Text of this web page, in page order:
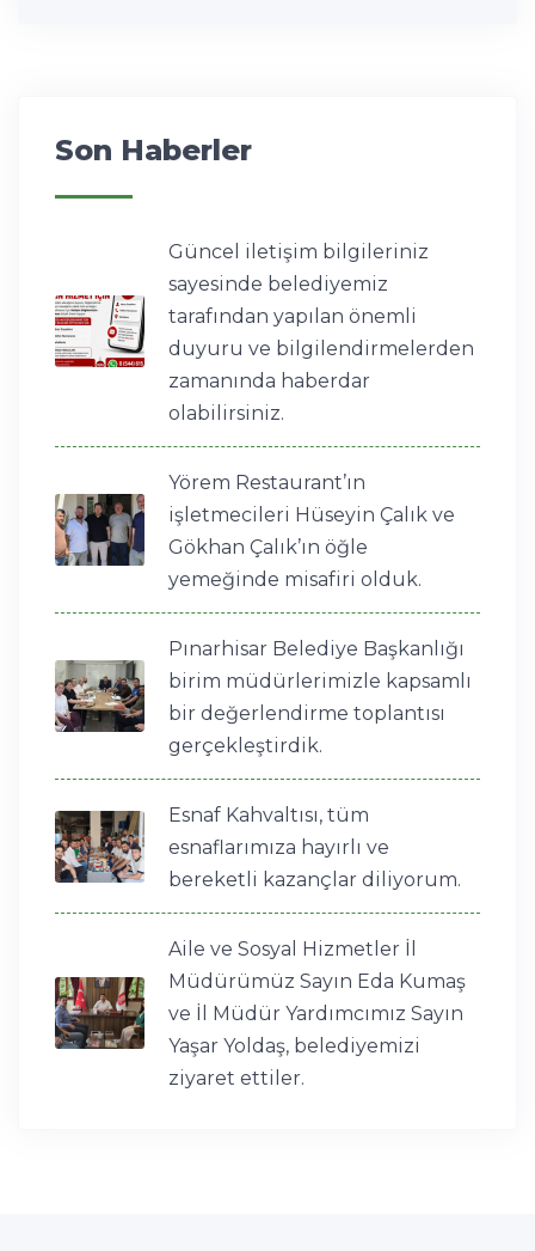
Son Haberler
Güncel iletişim bilgileriniz
sayesinde belediyemiz
tarafından yapılan önemli
duyuru ve bilgilendirmelerden
zamanında haberdar
olabilirsiniz.
Yörem Restaurant’ın
işletmecileri Hüseyin Çalık ve
Gökhan Çalık’ın öğle
yemeğinde misafiri olduk.
Pınarhisar Belediye Başkanlığı
birim müdürlerimizle kapsamlı
bir değerlendirme toplantısı
gerçekleştirdik.
Esnaf Kahvaltısı, tüm
esnaflarımıza hayırlı ve
bereketli kazançlar diliyorum.
Aile ve Sosyal Hizmetler İl
Müdürümüz Sayın Eda Kumaş
ve İl Müdür Yardımcımız Sayın
Yaşar Yoldaş, belediyemizi
ziyaret ettiler.